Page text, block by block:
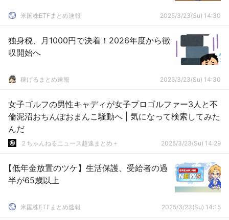
米国株ETFまとめ速報 2025/3/23(Su) 14:30
独身税、月1000円で決着！2026年度から徴
収開始へ
稼げるまとめ速報 2025/3/23(Su) 14:30
女子ゴルフの男性キャディが女子プロゴルファー3人と不
倫泥沼おちんぽおまんこ騒動へ | 気になって検索してみた
んだ
２ちゃんねるニュース超速まとめ＋ 2025/3/23(Su) 14:29
【低年金放置のツケ】生活保護、受給者の過
半が65歳以上
米国株ETFまとめ速報 2025/3/23(Su) 14:15